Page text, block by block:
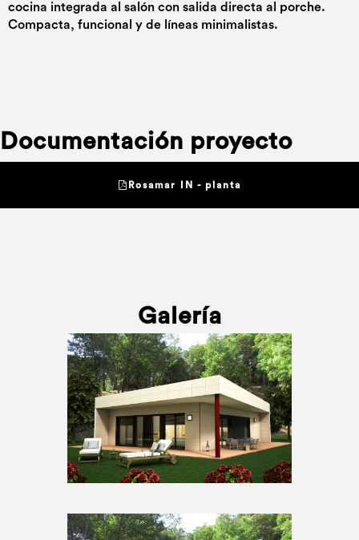
cocina integrada al salón con salida directa al porche.
Compacta, funcional y de líneas minimalistas.
Documentación proyecto
Rosamar IN - planta
Galería